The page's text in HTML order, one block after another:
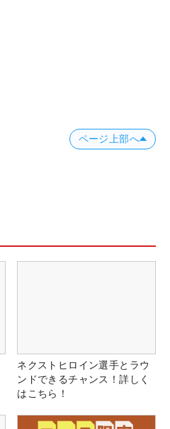
ページ上部へ
ネクストヒロイン選手とラウ
ンドできるチャンス！詳しく
はこちら！